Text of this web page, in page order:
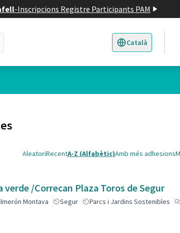
-Inscripcions Registre Participants PAM
Català
Triar la llengua
AleatoriRecentA-Z (Alfabètic)Amb més adhesions
verde /Correcan Plaza Toros de Segur
Montava Segur Parcs i Jardins Sostenibles